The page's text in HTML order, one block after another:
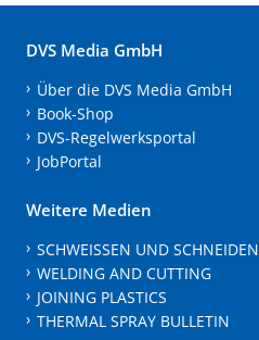
DVS Media GmbH
Über die DVS Media GmbH
Book-Shop
DVS-Regelwerksportal
JobPortal
Weitere Medien
SCHWEISSEN UND SCHNEIDEN
WELDING AND CUTTING
JOINING PLASTICS
THERMAL SPRAY BULLETIN